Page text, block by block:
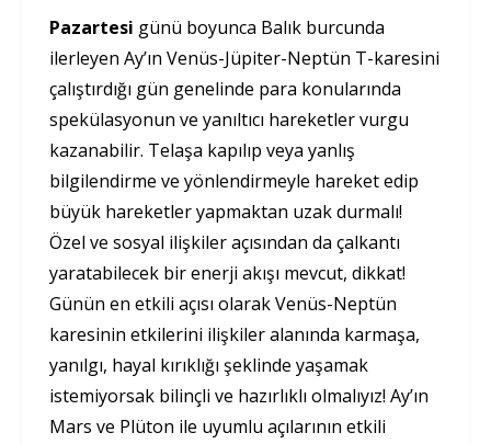
Pazartesi günü boyunca Balık burcunda
ilerleyen Ay’ın Venüs-Jüpiter-Neptün T-karesini
çalıştırdığı gün genelinde para konularında
spekülasyonun ve yanıltıcı hareketler vurgu
kazanabilir. Telaşa kapılıp veya yanlış
bilgilendirme ve yönlendirmeyle hareket edip
büyük hareketler yapmaktan uzak durmalı!
Özel ve sosyal ilişkiler açısından da çalkantı
yaratabilecek bir enerji akışı mevcut, dikkat!
Günün en etkili açısı olarak Venüs-Neptün
karesinin etkilerini ilişkiler alanında karmaşa,
yanılgı, hayal kırıklığı şeklinde yaşamak
istemiyorsak bilinçli ve hazırlıklı olmalıyız! Ay’ın
Mars ve Plüton ile uyumlu açılarının etkili